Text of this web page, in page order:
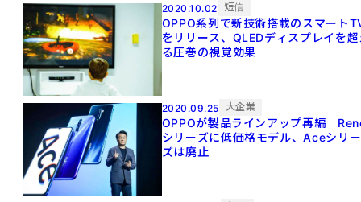
2020.10.02 短信
OPPO系列で新技術搭載のスマート
をリリース、QLEDディスプレイを超
る圧巻の視覚効果
2020.09.25 大企業
OPPOが製品ラインアップ再編
シリーズに低価格モデル、Aceシリー
ズは廃止